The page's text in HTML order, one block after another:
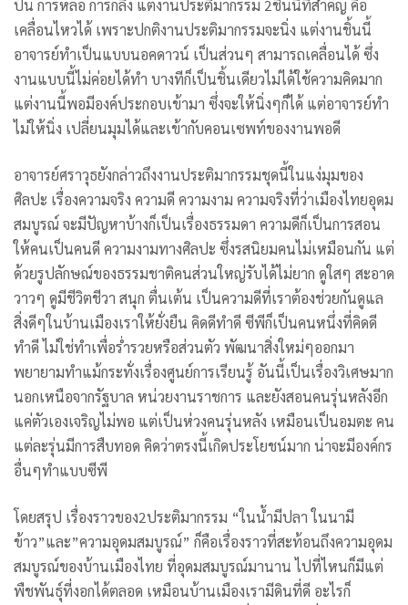
ปั้น การหล่อ การกลึง แต่งานประติมากรรม 2ชิ้นนี้ที่สำคัญ คือ
เคลื่อนไหวได้ เพราะปกติงานประติมากรรมจะนิ่ง แต่งานชิ้นนี้
อาจารย์ทำเป็นแบบนอคดาวน์ เป็นส่วนๆ สามารถเคลื่อนได้ ซึ่ง
งานแบบนี้ไม่ค่อยได้ทำ บางทีก็เป็นชิ้นเดียวไม่ได้ใช้ความคิดมาก
แต่งานนี้พอมีองค์ประกอบเข้ามา ซึ่งจะให้นิ่งๆก็ได้ แต่อาจารย์ทำ
ไม่ให้นิ่ง เปลี่ยนมุมได้และเข้ากับคอนเซพท์ของงานพอดี
อาจารย์ศราวุธยังกล่าวถึงงานประติมากรรมชุดนี้ในแง่มุมของ
ศิลปะ เรื่องความจริง ความดี ความงาม ความจริงที่ว่าเมืองไทยอุดม
สมบูรณ์ จะมีปัญหาบ้างก็เป็นเรื่องธรรมดา ความดีก็เป็นการสอน
ให้คนเป็นคนดี ความงามทางศิลปะ ซึ่งรสนิยมคนไม่เหมือนกัน แต่
ด้วยรูปลักษณ์ของธรรมชาติคนส่วนใหญ่รับได้ไม่ยาก ดูใสๆ สะอาด
วาวๆ ดูมีชีวิตชีวา สนุก ตื่นเต้น เป็นความดีที่เราต้องช่วยกันดูแล
สิ่งดีๆในบ้านเมืองเราให้ยั่งยืน คิดดีทำดี ซีพีก็เป็นคนหนึ่งที่คิดดี
ทำดี ไม่ใช่ทำเพื่อร่ำรวยหรือส่วนตัว พัฒนาสิ่งใหม่ๆออกมา
พยายามทำแม้กระทั่งเรื่องศูนย์การเรียนรู้ อันนี้เป็นเรื่องวิเศษมาก
นอกเหนือจากรัฐบาล หน่วยงานราชการ และยังสอนคนรุ่นหลังอีก
แค่ตัวเองเจริญไม่พอ แต่เป็นห่วงคนรุ่นหลัง เหมือนเป็นอมตะ คน
แต่ละรุ่นมีการสืบทอด คิดว่าตรงนี้เกิดประโยชน์มาก น่าจะมีองค์กร
อื่นๆทำแบบซีพี
โดยสรุป เรื่องราวของ2ประติมากรรม “ในน้ำมีปลา ในนามี
ข้าว”และ”ความอุดมสมบูรณ์” ก็คือเรื่องราวที่สะท้อนถึงความอุดม
สมบูรณ์ของบ้านเมืองไทย ที่อุดมสมบูรณ์มานาน ไปที่ไหนก็มีแต่
พืชพันธุ์ที่งอกได้ตลอด เหมือนบ้านเมืองเรามีดินที่ดี อะไรก็